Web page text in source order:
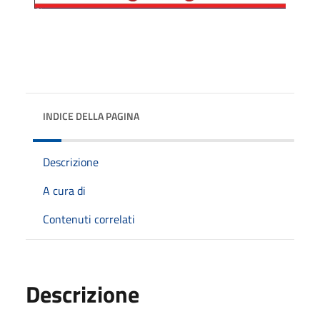
INDICE DELLA PAGINA
Descrizione
A cura di
Contenuti correlati
Descrizione